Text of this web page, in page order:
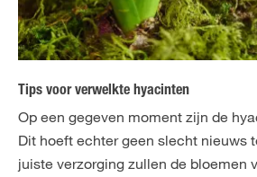
Tips voor verwelkte hyacinten
Op een gegeven moment zijn de
Dit hoeft echter geen slecht nieuws
juiste verzorging zullen de bloemen